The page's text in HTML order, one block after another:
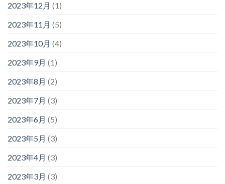
2023年12月 (1)
2023年11月 (5)
2023年10月 (4)
2023年9月 (1)
2023年8月 (2)
2023年7月 (3)
2023年6月 (5)
2023年5月 (3)
2023年4月 (3)
2023年3月 (3)